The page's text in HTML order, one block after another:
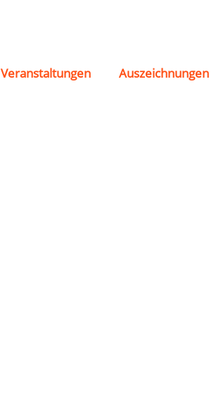
Veranstaltungen Auszeichnungen